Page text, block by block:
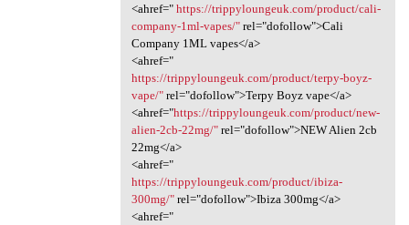
<ahref=" https://trippyloungeuk.com/product/cali-
company-1ml-vapes/"rel="dofollow">Cali
Company 1ML vapes</a>
<ahref="
https://trippyloungeuk.com/product/terpy-boyz-
vape/"rel="dofollow">Terpy Boyz vape</a>
<ahref="https://trippyloungeuk.com/product/new-
alien-2cb-22mg/"rel="dofollow">NEW Alien 2cb
22mg</a>
<ahref="
https://trippyloungeuk.com/product/ibiza-
300mg/"rel="dofollow">Ibiza 300mg</a>
<ahref="